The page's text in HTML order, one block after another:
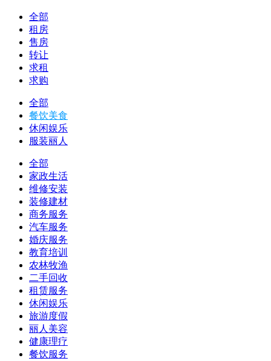
全部
租房
售房
转让
求租
求购
全部
餐饮美食
休闲娱乐
服装丽人
全部
家政生活
维修安装
装修建材
商务服务
汽车服务
婚庆服务
教育培训
农林牧渔
二手回收
租赁服务
休闲娱乐
旅游度假
丽人美容
健康理疗
餐饮服务